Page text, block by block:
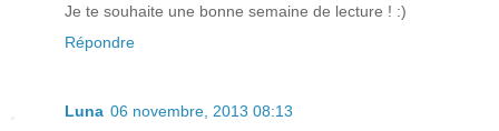
Je te souhaite une bonne semaine de lecture ! :)
Répondre
Luna 06 novembre, 2013 08:13